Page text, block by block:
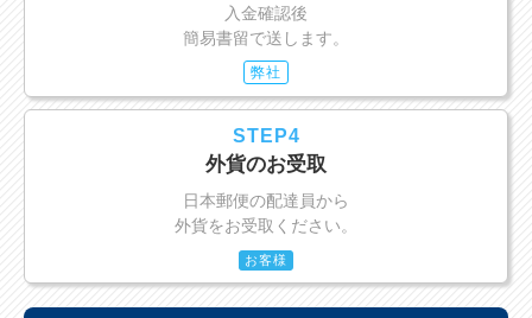
入金確認後
簡易書留で送します。
弊社
STEP4
外貨のお受取
日本郵便の配達員から
外貨をお受取ください。
お客様